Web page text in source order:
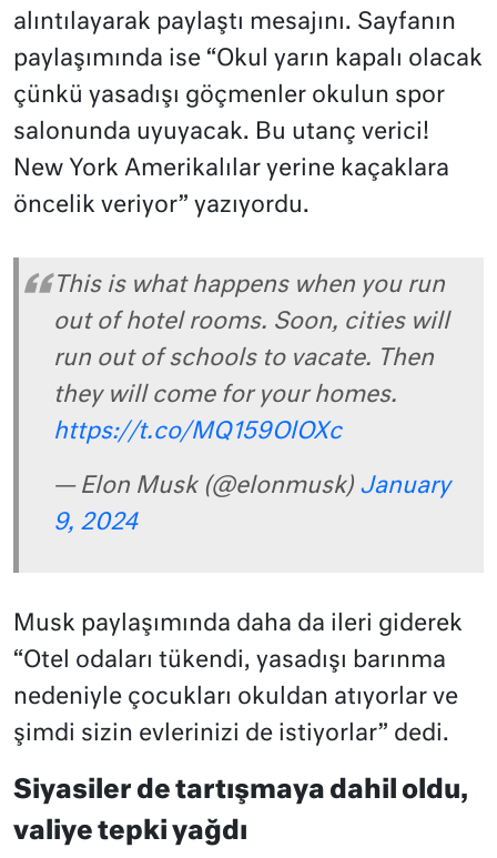
alıntılayarak paylaştı mesajını. Sayfanın
paylaşımında ise “Okul yarın kapalı olacak
çünkü yasadışı göçmenler okulun spor
salonunda uyuyacak. Bu utanç verici!
New York Amerikalılar yerine kaçaklara
öncelik veriyor” yazıyordu.
This is what happens when you run
out of hotel rooms. Soon, cities will
run out of schools to vacate. Then
they will come for your homes.
https://t.co/MQ159OlOXc
— Elon Musk (@elonmusk) January
9, 2024
Musk paylaşımında daha da ileri giderek
“Otel odaları tükendi, yasadışı barınma
nedeniyle çocukları okuldan atıyorlar ve
şimdi sizin evlerinizi de istiyorlar” dedi.
Siyasiler de tartışmaya dahil oldu,
valiye tepki yağdı